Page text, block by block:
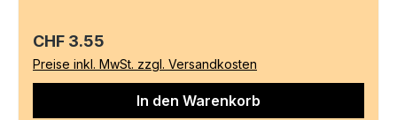
Regulärer Preis:
CHF 3.55
Preise inkl. MwSt. zzgl. Versandkosten
In den Warenkorb